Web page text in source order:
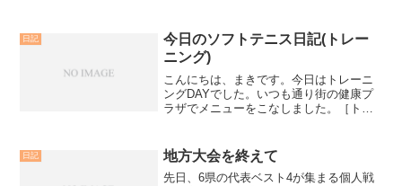
腕立て伏せ 50回・ランニング 5km（時速
15km...
日記
今日のソフトテニス日記(トレー
ニング)
こんにちは、まきです。今日はトレーニ
ングDAYでした。いつも通り街の健康プ
ラザでメニューをこなしました。［トレ
キロ)毎度トレーニング後は抜け殻のよう
になってしまい...
日記 地方大会を終えて
先日、6県の代表ベスト4が集まる個人戦